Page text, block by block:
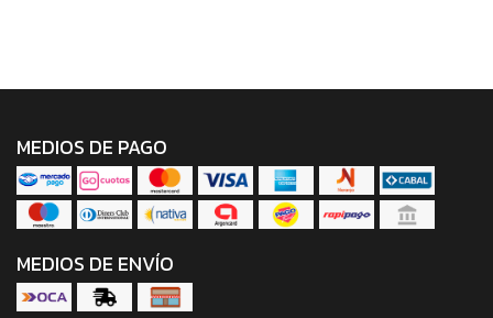
MEDIOS DE PAGO
MEDIOS DE ENVÍO